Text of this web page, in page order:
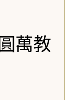
萬教